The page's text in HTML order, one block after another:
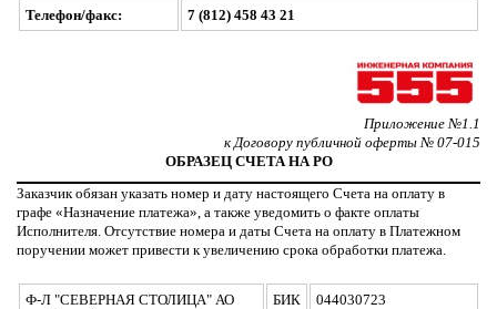
Телефон/факс: 7 (812) 458 43 21
Приложение №1.1
к Договору публичной оферты № 07-015
ОБРАЗЕЦ СЧЕТА НА РО
Заказчик обязан указать номер и дату настоящего Счета на оплату в
графе «Назначение платежа», а также уведомить о факте оплаты
Исполнителя. Отсутствие номера и даты Счета на оплату в Платежном
поручении может привести к увеличению срока обработки платежа.
Ф-Л "СЕВЕРНАЯ СТОЛИЦА" АО
БИК 044030723